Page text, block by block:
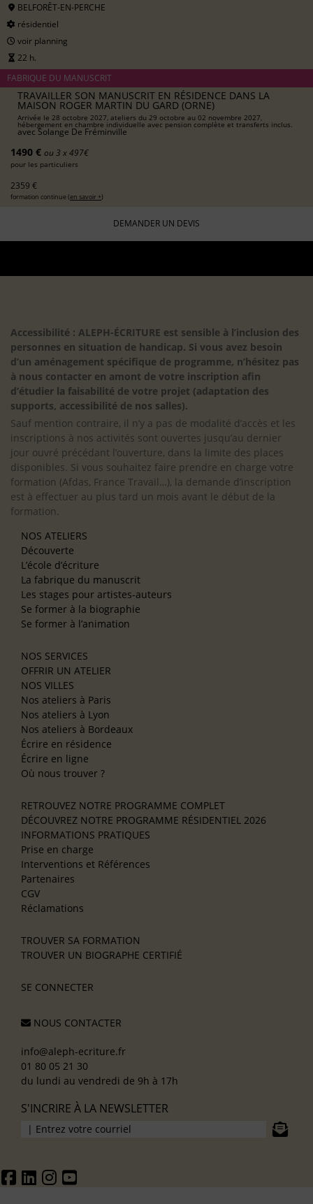
BELFORÊT-EN-PERCHE
résidentiel
voir planning
22 h.
FABRIQUE DU MANUSCRIT
TRAVAILLER SON MANUSCRIT EN RÉSIDENCE DANS LA
MAISON ROGER MARTIN DU GARD (ORNE)
Arrivée le 28 octobre 2027, ateliers du 29 octobre au 02 novembre 2027,
hébergement en chambre individuelle avec pension complète et transferts inclus.
avecSolange De Fréminville
1490 € ou 3 x 497€
pour les particuliers
2359 €
formation continue (en savoir +)
DEMANDER UN DEVIS
Accessibilité : ALEPH-ÉCRITURE est sensible à l’inclusion des
personnes en situation de handicap. Si vous avez besoin
d’un aménagement spécifique de programme, n’hésitez pas
à nous contacter en amont de votre inscription afin
d’étudier la faisabilité de votre projet (adaptation des
supports, accessibilité de nos salles).
Sauf mention contraire, il n’y a pas de modalité d’accès et les
inscriptions à nos activités sont ouvertes jusqu’au dernier
jour ouvré précédant l’ouverture, dans la limite des places
disponibles. Si vous souhaitez faire prendre en charge votre
formation (Afdas, France Travail…), la demande d’inscription
est à effectuer au plus tard un mois avant le début de la
formation.
NOS ATELIERS
Découverte
L’école d’écriture
La fabrique du manuscrit
Les stages pour artistes-auteurs
Se former à la biographie
Se former à l’animation
NOS SERVICES
OFFRIR UN ATELIER
NOS VILLES
Nos ateliers à Paris
Nos ateliers à Lyon
Nos ateliers à Bordeaux
Écrire en résidence
Écrire en ligne
Où nous trouver ?
RETROUVEZ NOTRE PROGRAMME COMPLET
DÉCOUVREZ NOTRE PROGRAMME RÉSIDENTIEL 2026
INFORMATIONS PRATIQUES
Prise en charge
Interventions et Références
Partenaires
CGV
Réclamations
TROUVER SA FORMATION
TROUVER UN BIOGRAPHE CERTIFIÉ
SE CONNECTER
NOUS CONTACTER
info@aleph-ecriture.fr
01 80 05 21 30
du lundi au vendredi de 9h à 17h
S'INCRIRE À LA NEWSLETTER